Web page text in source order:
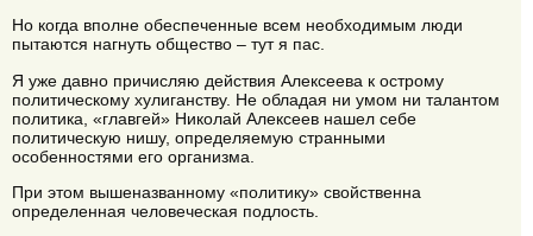
Но когда вполне обеспеченные всем необходимым люди
пытаются нагнуть общество – тут я пас.
Я уже давно причисляю действия Алексеева к острому
политическому хулиганству. Не обладая ни умом ни талантом
политика, «главгей» Николай Алексеев нашел себе
политическую нишу, определяемую странными
особенностями его организма.
При этом вышеназванному «политику» свойственна
определенная человеческая подлость.